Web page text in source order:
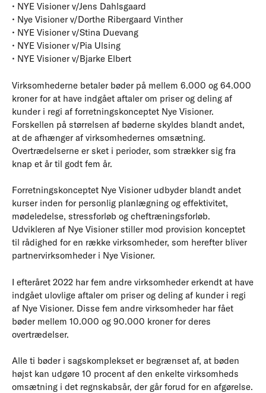
• NYE Visioner v/Jens Dahlsgaard
• Nye Visioner v/Dorthe Ribergaard Vinther
• NYE Visioner v/Stina Duevang
• NYE Visioner v/Pia Ulsing
• NYE Visioner v/Bjarke Elbert
Virksomhederne betaler bøder på mellem 6.000 og 64.000
kroner for at have indgået aftaler om priser og deling af
kunder i regi af forretningskonceptet Nye Visioner.
Forskellen på størrelsen af bøderne skyldes blandt andet,
at de afhænger af virksomhedernes omsætning.
Overtrædelserne er sket i perioder, som strækker sig fra
knap et år til godt fem år.
Forretningskonceptet Nye Visioner udbyder blandt andet
kurser inden for personlig planlægning og effektivitet,
mødeledelse, stressforløb og cheftræningsforløb.
Udvikleren af Nye Visioner stiller mod provision konceptet
til rådighed for en række virksomheder, som herefter bliver
partnervirksomheder i Nye Visioner.
I efteråret 2022 har fem andre virksomheder erkendt at have
indgået ulovlige aftaler om priser og deling af kunder i regi
af Nye Visioner. Disse fem andre virksomheder har fået
bøder mellem 10.000 og 90.000 kroner for deres
overtrædelser.
Alle ti bøder i sagskomplekset er begrænset af, at bøden
højst kan udgøre 10 procent af den enkelte virksomheds
omsætning i det regnskabsår, der går forud for en afgørelse.